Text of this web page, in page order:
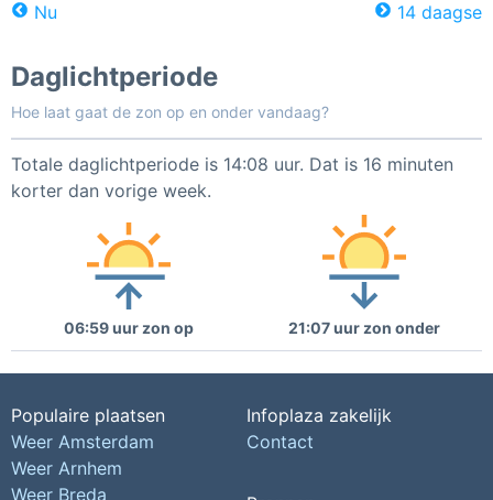
Nu 14 daagse
Daglichtperiode
Hoe laat gaat de zon op en onder vandaag?
Totale daglichtperiode is 14:08 uur. Dat is 16 minuten
korter dan vorige week.
06:59 uur zon op 21:07 uur zon onder
Populaire plaatsen
Weer Amsterdam
Weer Arnhem
Weer Breda
Infoplaza zakelijk
Contact